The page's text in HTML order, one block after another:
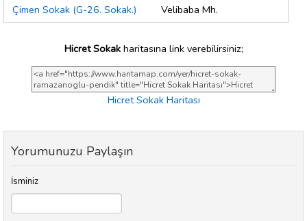
Çimen Sokak (G-26. Sokak.)
Velibaba Mh.
Hicret Sokakharitasına link verebilirsiniz;
Hicret Sokak Haritası
Yorumunuzu Paylaşın
İsminiz